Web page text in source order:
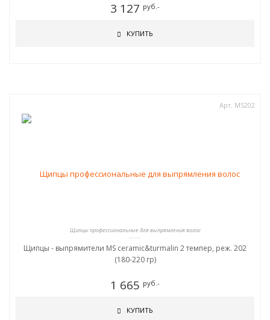
3 127 руб.-
КУПИТЬ
Арт. MS202
Щипцы профессиональные для выпрямления волос
Щипцы - выпрямители MS ceramic&turmalin 2 темпер, реж. 202
(180-220 гр)
1 665 руб.-
КУПИТЬ